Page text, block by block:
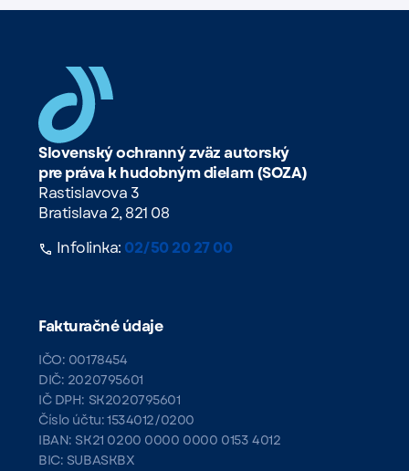
Slovenský ochranný zväz autorský
pre práva k hudobným dielam (SOZA)
Rastislavova 3
Bratislava 2, 821 08
Infolinka: 02/50 20 27 00
Fakturačné údaje
IČO: 00178454
DIČ: 2020795601
IČ DPH: SK2020795601
Číslo účtu: 1534012/0200
IBAN: SK21 0200 0000 0000 0153 4012
BIC: SUBASKBX